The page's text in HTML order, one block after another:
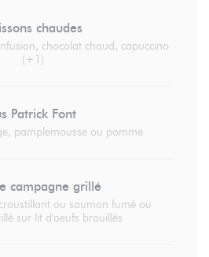
chaudes
chocolat chaud, capuccino
(+1)
Patrick Font
pamplemousse ou pomme
campagne grillé
ou saumon fumé ou
sur lit d'oeufs brouillés